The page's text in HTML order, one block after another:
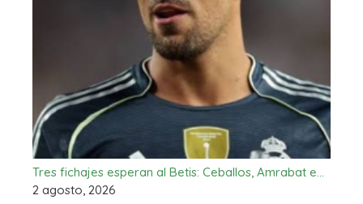
Tres fichajes esperan al Betis: Ceballos, Amrabat e…
2 agosto, 2026